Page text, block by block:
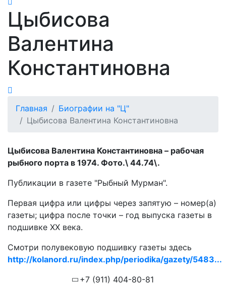
Цыбисова
Валентина
Константиновна
Главная
Биографии на "Ц"
Цыбисова Валентина Константиновна
Цыбисова Валентина Константиновна – рабочая
рыбного порта в 1974. Фото.\ 44.74\.
Публикации в газете "Рыбный Мурман".
Первая цифра или цифры через запятую – номер(а)
газеты; цифра после точки – год выпуска газеты в
подшивке ХХ века.
Смотри полувековую подшивку газеты здесь
http://kolanord.ru/index.php/periodika/gazety/5483...
+7 (911) 404-80-81